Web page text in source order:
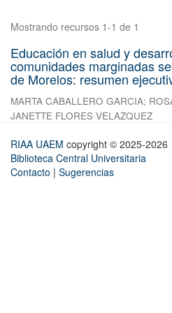
Mostrando recursos 1-1 de 1
Educación en salud y
comunidades marginadas
de Morelos: resumen
MARTA CABALLERO GARCIA;
JANETTE FLORES VELAZQUEZ
RIAA UAEM copyright © 2025-2026
Biblioteca Central Universitaria
Contacto | Sugerencias